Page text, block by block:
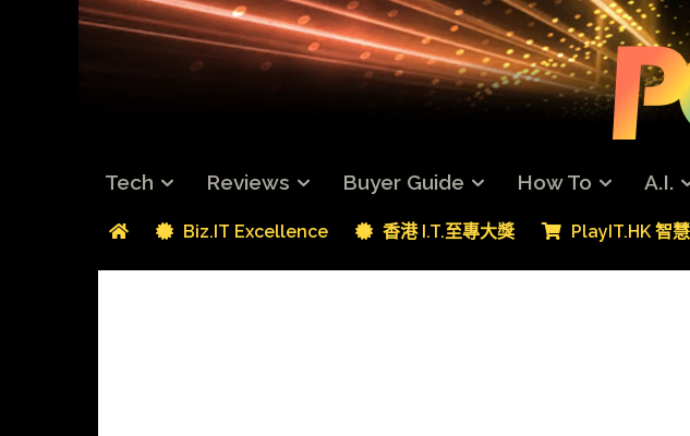
Tech Reviews Buyer Guide How To A.I.
Biz.IT Excellence 香港 I.T.至專大獎 PlayIT.HK 智